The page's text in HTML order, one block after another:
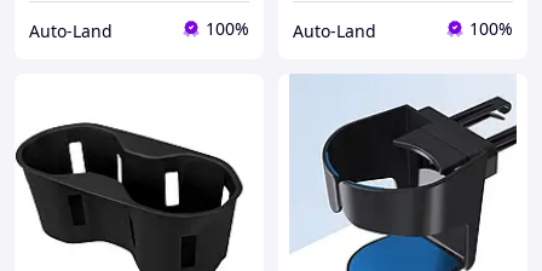
Auto-Land 100% Auto-Land 100%